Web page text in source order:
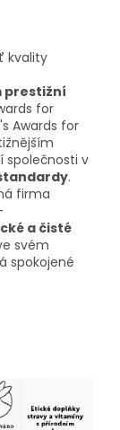
kvality
prestižní
for
Awards for
společnosti v
.
firma
a čisté
svém
spokojené